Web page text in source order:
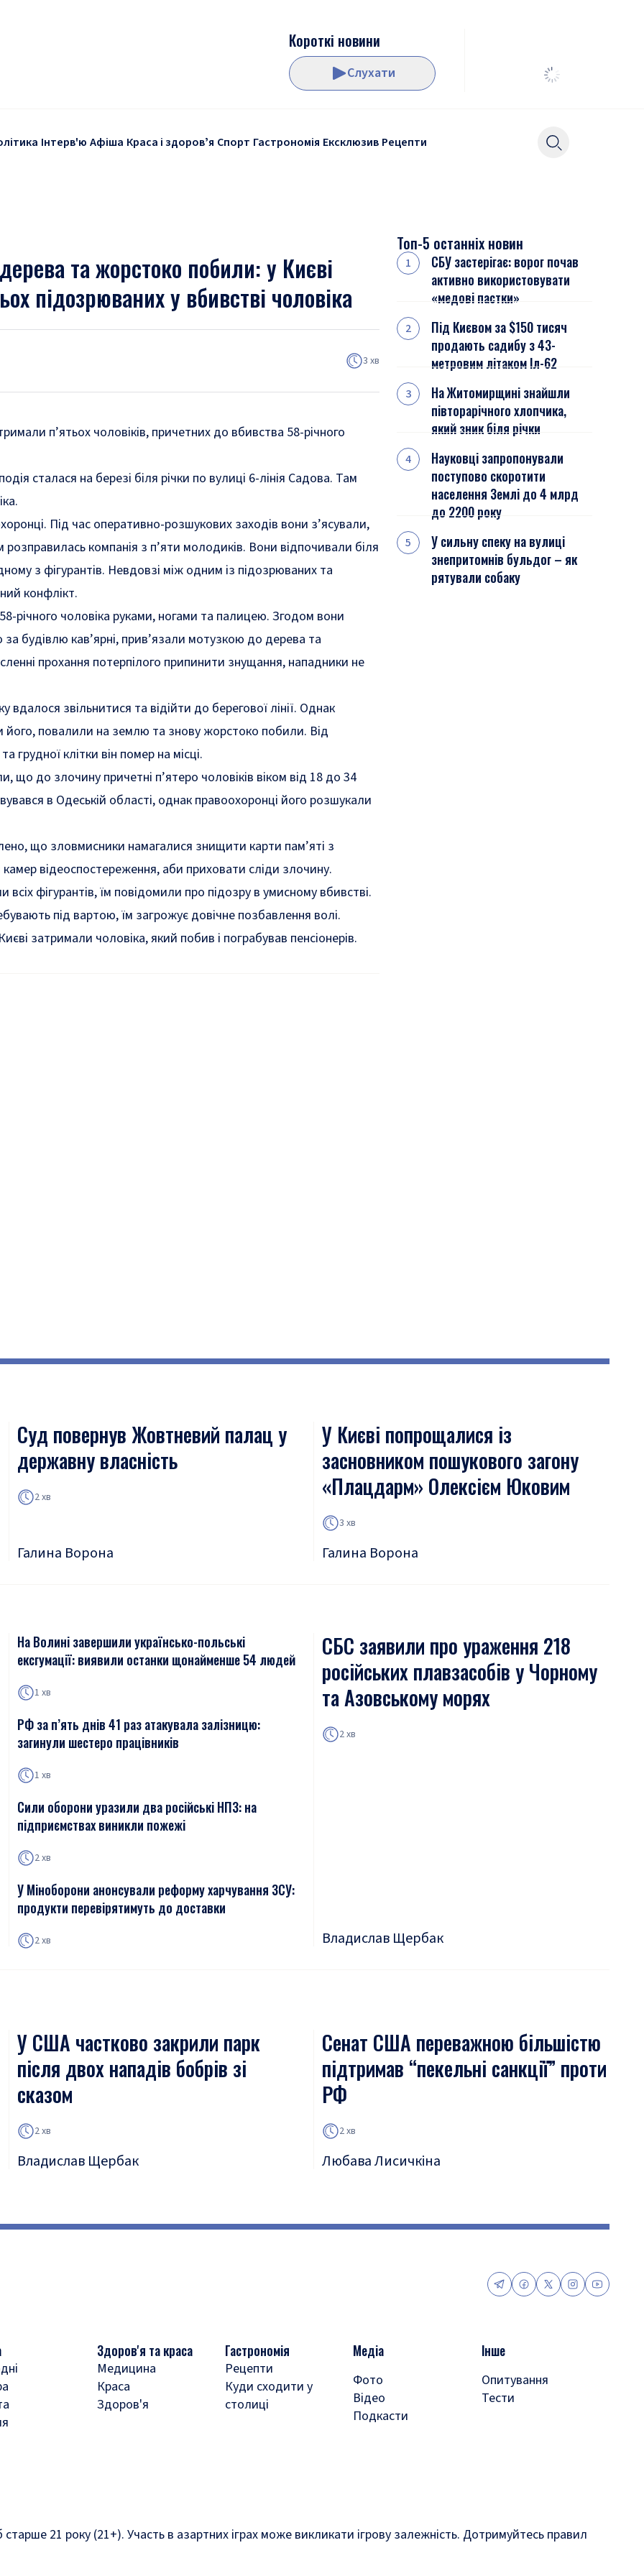
Короткі новини
Слухати
Інтерв'ю Афіша Краса і здоровʼя Спорт Гастрономія Ексклюзив Рецепти
та жорстоко побили: у Києві
підозрюваних у вбивстві чоловіка
3 хв
п’ятьох чоловіків, причетних до вбивства 58-річного
сталася на березі біля річки по вулиці 6-лінія Садова. Там
Під час оперативно-розшукових заходів вони з’ясували,
компанія з п’яти молодиків. Вони відпочивали біля
з фігурантів. Невдовзі між одним із підозрюваних та
конфлікт.
річного чоловіка руками, ногами та палицею. Згодом вони
за будівлю кав’ярні, прив’язали мотузкою до дерева та
прохання потерпілого припинити знущання, нападники не
вдалося звільнитися та відійти до берегової лінії. Однак
його, повалили на землю та знову жорстоко побили. Від
грудної клітки він помер на місці.
що до злочину причетні п’ятеро чоловіків віком від 18 до 34
в Одеській області, однак правоохоронці його розшукали
що зловмисники намагалися знищити карти пам’яті з
камер відеоспостереження, аби приховати сліди злочину.
фігурантів, їм повідомили про підозру в умисному вбивстві.
під вартою, їм загрожує довічне позбавлення волі.
затримали чоловіка, який побив і пограбував пенсіонерів.
Топ-5 останніх новин
СБУ застерігає: ворог почав
активно використовувати
«медові пастки»
Під Києвом за $150 тисяч
продають садибу з 43-
метровим літаком Іл-62
На Житомирщині знайшли
півторарічного хлопчика,
який зник біля річки
Науковці запропонували
поступово скоротити
населення Землі до 4 млрд
до 2200 року
У сильну спеку на вулиці
знепритомнів бульдог – як
рятували собаку
Суд повернув Жовтневий палац у
державну власність
2 хв
Галина Ворона
У Києві попрощалися із
засновником пошукового загону
«Плацдарм» Олексієм Юковим
3 хв
Галина Ворона
На Волині завершили українсько-польські
ексгумації: виявили останки щонайменше 54 людей
1 хв
РФ за п’ять днів 41 раз атакувала залізницю:
загинули шестеро працівників
1 хв
Сили оборони уразили два російські НПЗ: на
підприємствах виникли пожежі
2 хв
У Міноборони анонсували реформу харчування ЗСУ:
продукти перевірятимуть до доставки
2 хв
СБС заявили про ураження 218
російських плавзасобів у Чорному
та Азовському морях
2 хв
Владислав Щербак
У США частково закрили парк
після двох нападів бобрів зі
сказом
2 хв
Владислав Щербак
Сенат США переважною більшістю
підтримав “пекельні санкції” проти
РФ
2 хв
Любава Лисичкіна
Здоров'я та краса
Медицина
Краса
Здоров'я
Гастрономія
Рецепти
Куди сходити у
столиці
Медіа
Фото
Відео
Подкасти
Інше
Опитування
Тести
21 року (21+). Участь в азартних іграх може викликати ігрову залежність. Дотримуйтесь правил